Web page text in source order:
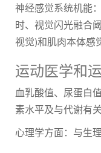
神经感觉系统机能
时、视觉闪光融合
视觉)和肌肉本体感
运动医学和
血乳酸值、尿蛋白
素水平及与代谢有
心理学方面：与生